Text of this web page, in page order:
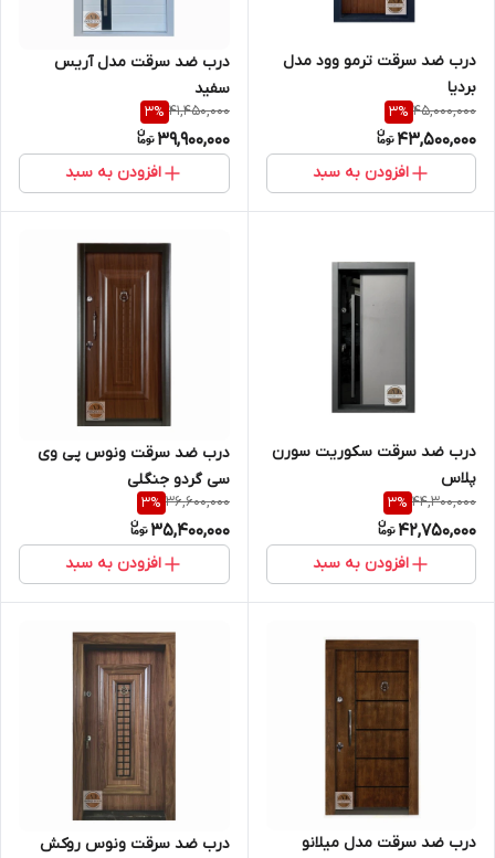
درب ضد سرقت ترمو وود مدل
بردیا
45,000,000
3%
43,500,000
افزودن به سبد
درب ضد سرقت مدل آریس
سفید
41,450,000
3%
39,900,000
افزودن به سبد
درب ضد سرقت سکوریت سورن
پلاس
44,300,000
3%
42,750,000
افزودن به سبد
درب ضد سرقت ونوس پی وی
سی گردو جنگلی
36,600,000
3%
35,400,000
افزودن به سبد
درب ضد سرقت مدل میلانو
درب ضد سرقت ونوس روکش